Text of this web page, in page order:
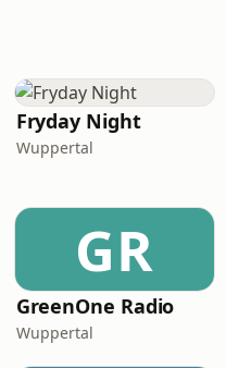
Fryday Night
Wuppertal
GR
GreenOne Radio
Wuppertal